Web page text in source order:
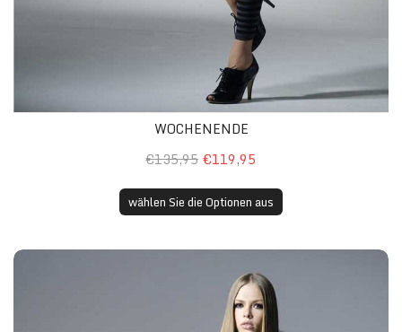
WOCHENENDE
€135,95 €119,95
wählen Sie die Optionen aus